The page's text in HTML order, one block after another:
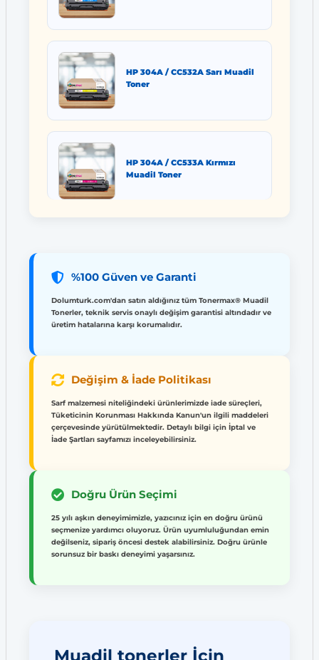
HP 304A / CC532A Sarı Muadil
Toner
HP 304A / CC533A Kırmızı
Muadil Toner
%100 Güven ve Garanti
Dolumturk.com'dan satın aldığınız tüm Tonermax® Muadil
Tonerler, teknik servis onaylı değişim garantisi altındadır ve
üretim hatalarına karşı korumalıdır.
Değişim & İade Politikası
Sarf malzemesi niteliğindeki ürünlerimizde iade süreçleri,
Tüketicinin Korunması Hakkında Kanun'un ilgili maddeleri
çerçevesinde yürütülmektedir. Detaylı bilgi için İptal ve
İade Şartları sayfamızı inceleyebilirsiniz.
Doğru Ürün Seçimi
25 yılı aşkın deneyimimizle, yazıcınız için en doğru ürünü
seçmenize yardımcı oluyoruz. Ürün uyumluluğundan emin
değilseniz, sipariş öncesi destek alabilirsiniz. Doğru ürünle
sorunsuz bir baskı deneyimi yaşarsınız.
Muadil tonerler İçin